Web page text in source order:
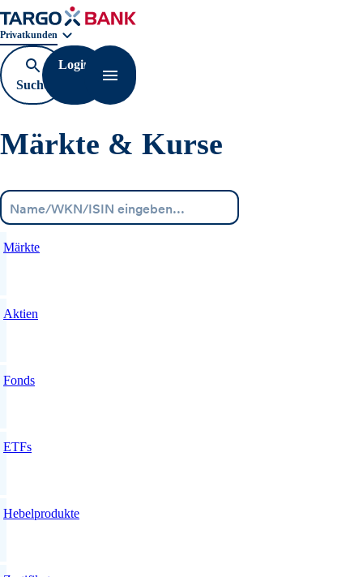
Geschäftsbereichnavigation. Aktuelle Auswahl:
Privatkunden
Suche
öffnen
Login
Navigation öffnen
Märkte & Kurse
Märkte
Aktien
Fonds
ETFs
Hebelprodukte